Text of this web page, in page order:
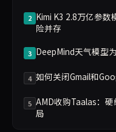
2 Kimi K3 2.8万亿参
险并存
3 DeepMind天气模型
4 如何关闭Gmail和
5 AMD收购Taalas：
局